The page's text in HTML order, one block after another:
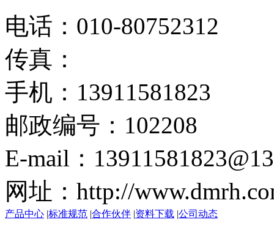
电话：010-80752312
传真：
手机：13911581823
邮政编号：102208
E-mail：
网址：http://
产品中心 |标准规范 |合作伙伴 |资料下载 |公司动态